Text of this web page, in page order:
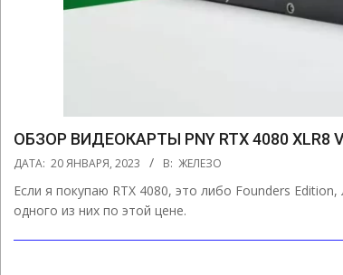
ОБЗОР ВИДЕОКАРТЫ PNY RTX 4080 XLR8
2023-
20
ДАТА: 20 ЯНВАРЯ, 2023 В: ЖЕЛЕЗО
Если я покупаю RTX 4080, это либо Founders
одного из них по этой цене.